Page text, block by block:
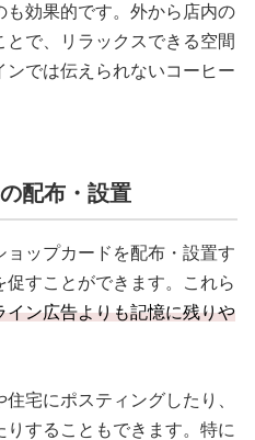
も効果的です。外から店内の
で、リラックスできる空間
ンでは伝えられないコーヒー
配布・設置
ップカードを配布・設置す
すことができます。これら
イン広告よりも記憶に残りや
宅にポスティングしたり、
することもできます。特に